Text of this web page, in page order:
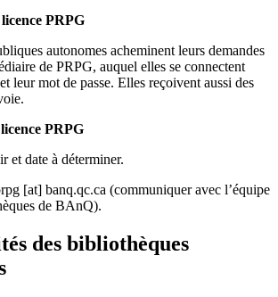
PRPG
autonomes acheminent leurs demandes
de PRPG, auquel elles se connectent
leur mot de passe. Elles reçoivent aussi des
PRPG
et date à déterminer.
[at] banq.qc.ca (communiquer avec l’équipe
de BAnQ).
des bibliothèques